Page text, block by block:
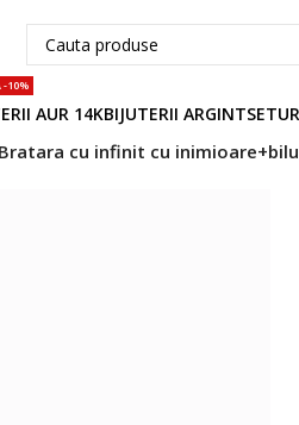
AUR 14K
-10%
BIJUTERII ARGINT
Bratara cu infinit cu